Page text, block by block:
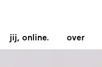
jij, online. over